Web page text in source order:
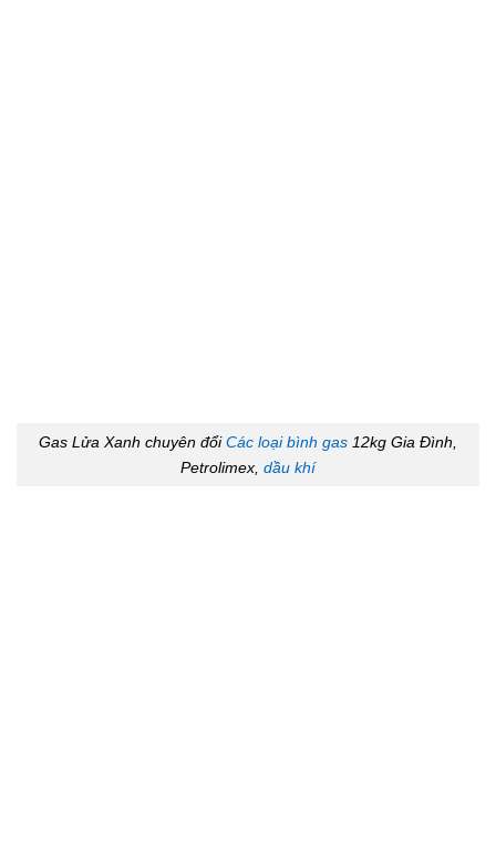
Gas Lửa Xanh chuyên đổiCác loại bình gas 12kg Gia Đình,
Petrolimex, dầu khí